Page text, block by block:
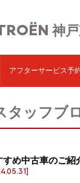
神
アフターサービス予
タッフブ
すめ中古車のご紹